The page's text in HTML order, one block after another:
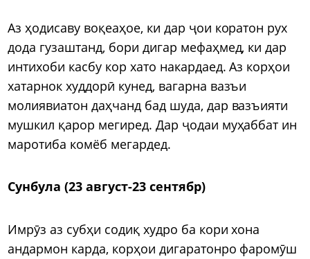
Аз ҳодисаву воқеаҳое, ки дар ҷои коратон рух
дода гузаштанд, бори дигар мефаҳмед, ки дар
интихоби касбу кор хато накардаед. Аз корҳои
хатарнок худдорӣ кунед, вагарна вазъи
молиявиатон даҳчанд бад шуда, дар вазъияти
мушкил қарор мегиред. Дар ҷодаи муҳаббат ин
маротиба комёб мегардед.
Сунбула (23 август-23 сентябр)
Имрӯз аз субҳи содиқ худро ба кори хона
андармон карда, корҳои дигаратонро фаромӯш